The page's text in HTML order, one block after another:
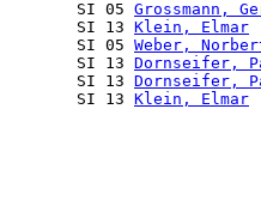
       SI 05
Grossmann,
       SI 13
Klein, Elmar
       SI 05
Weber,
       SI 13
Dornseifer,
       SI 13
Dornseifer,
       SI 13
Klein, Elmar